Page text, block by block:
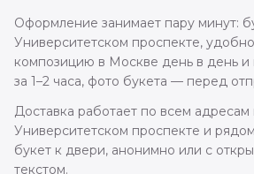
Оформление занимает пару минут:
Университетском проспекте,
композицию в Москве день в день
за 1–2 часа, фото букета — перед
Доставка работает по всем адресам
Университетском проспекте и
букет к двери, анонимно или с
текстом.